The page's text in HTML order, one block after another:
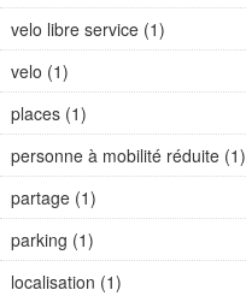
velo libre service (1)
velo (1)
places (1)
personne à mobilité réduite (1)
partage (1)
parking (1)
localisation (1)